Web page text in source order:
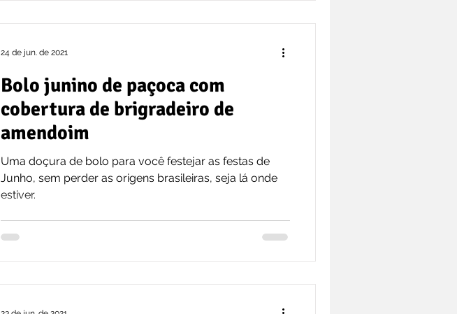
Bolo junino de paçoca com
cobertura de brigradeiro de
amendoim
Uma doçura de bolo para você festejar as festas de
Junho, sem perder as origens brasileiras, seja lá onde
estiver.
24 de jun. de 2021